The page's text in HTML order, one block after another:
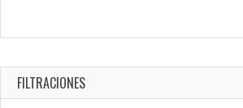
Warner Bros. lleva a las tiendas digitales
Oct 17, 2025
1428 Views
FILTRACIONES